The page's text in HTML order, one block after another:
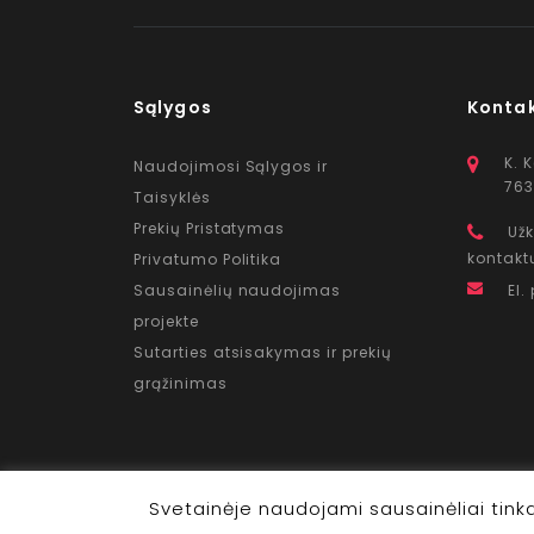
Sąlygos
Naudojimosi Sąlygos ir
Taisyklės
Prekių Pristatymas
Privatumo Politika
Sausainėlių naudojimas
projekte
Sutarties atsisakymas ir prekių
grąžinimas
K.
El.
Svetainėje naudojami sausainėliai